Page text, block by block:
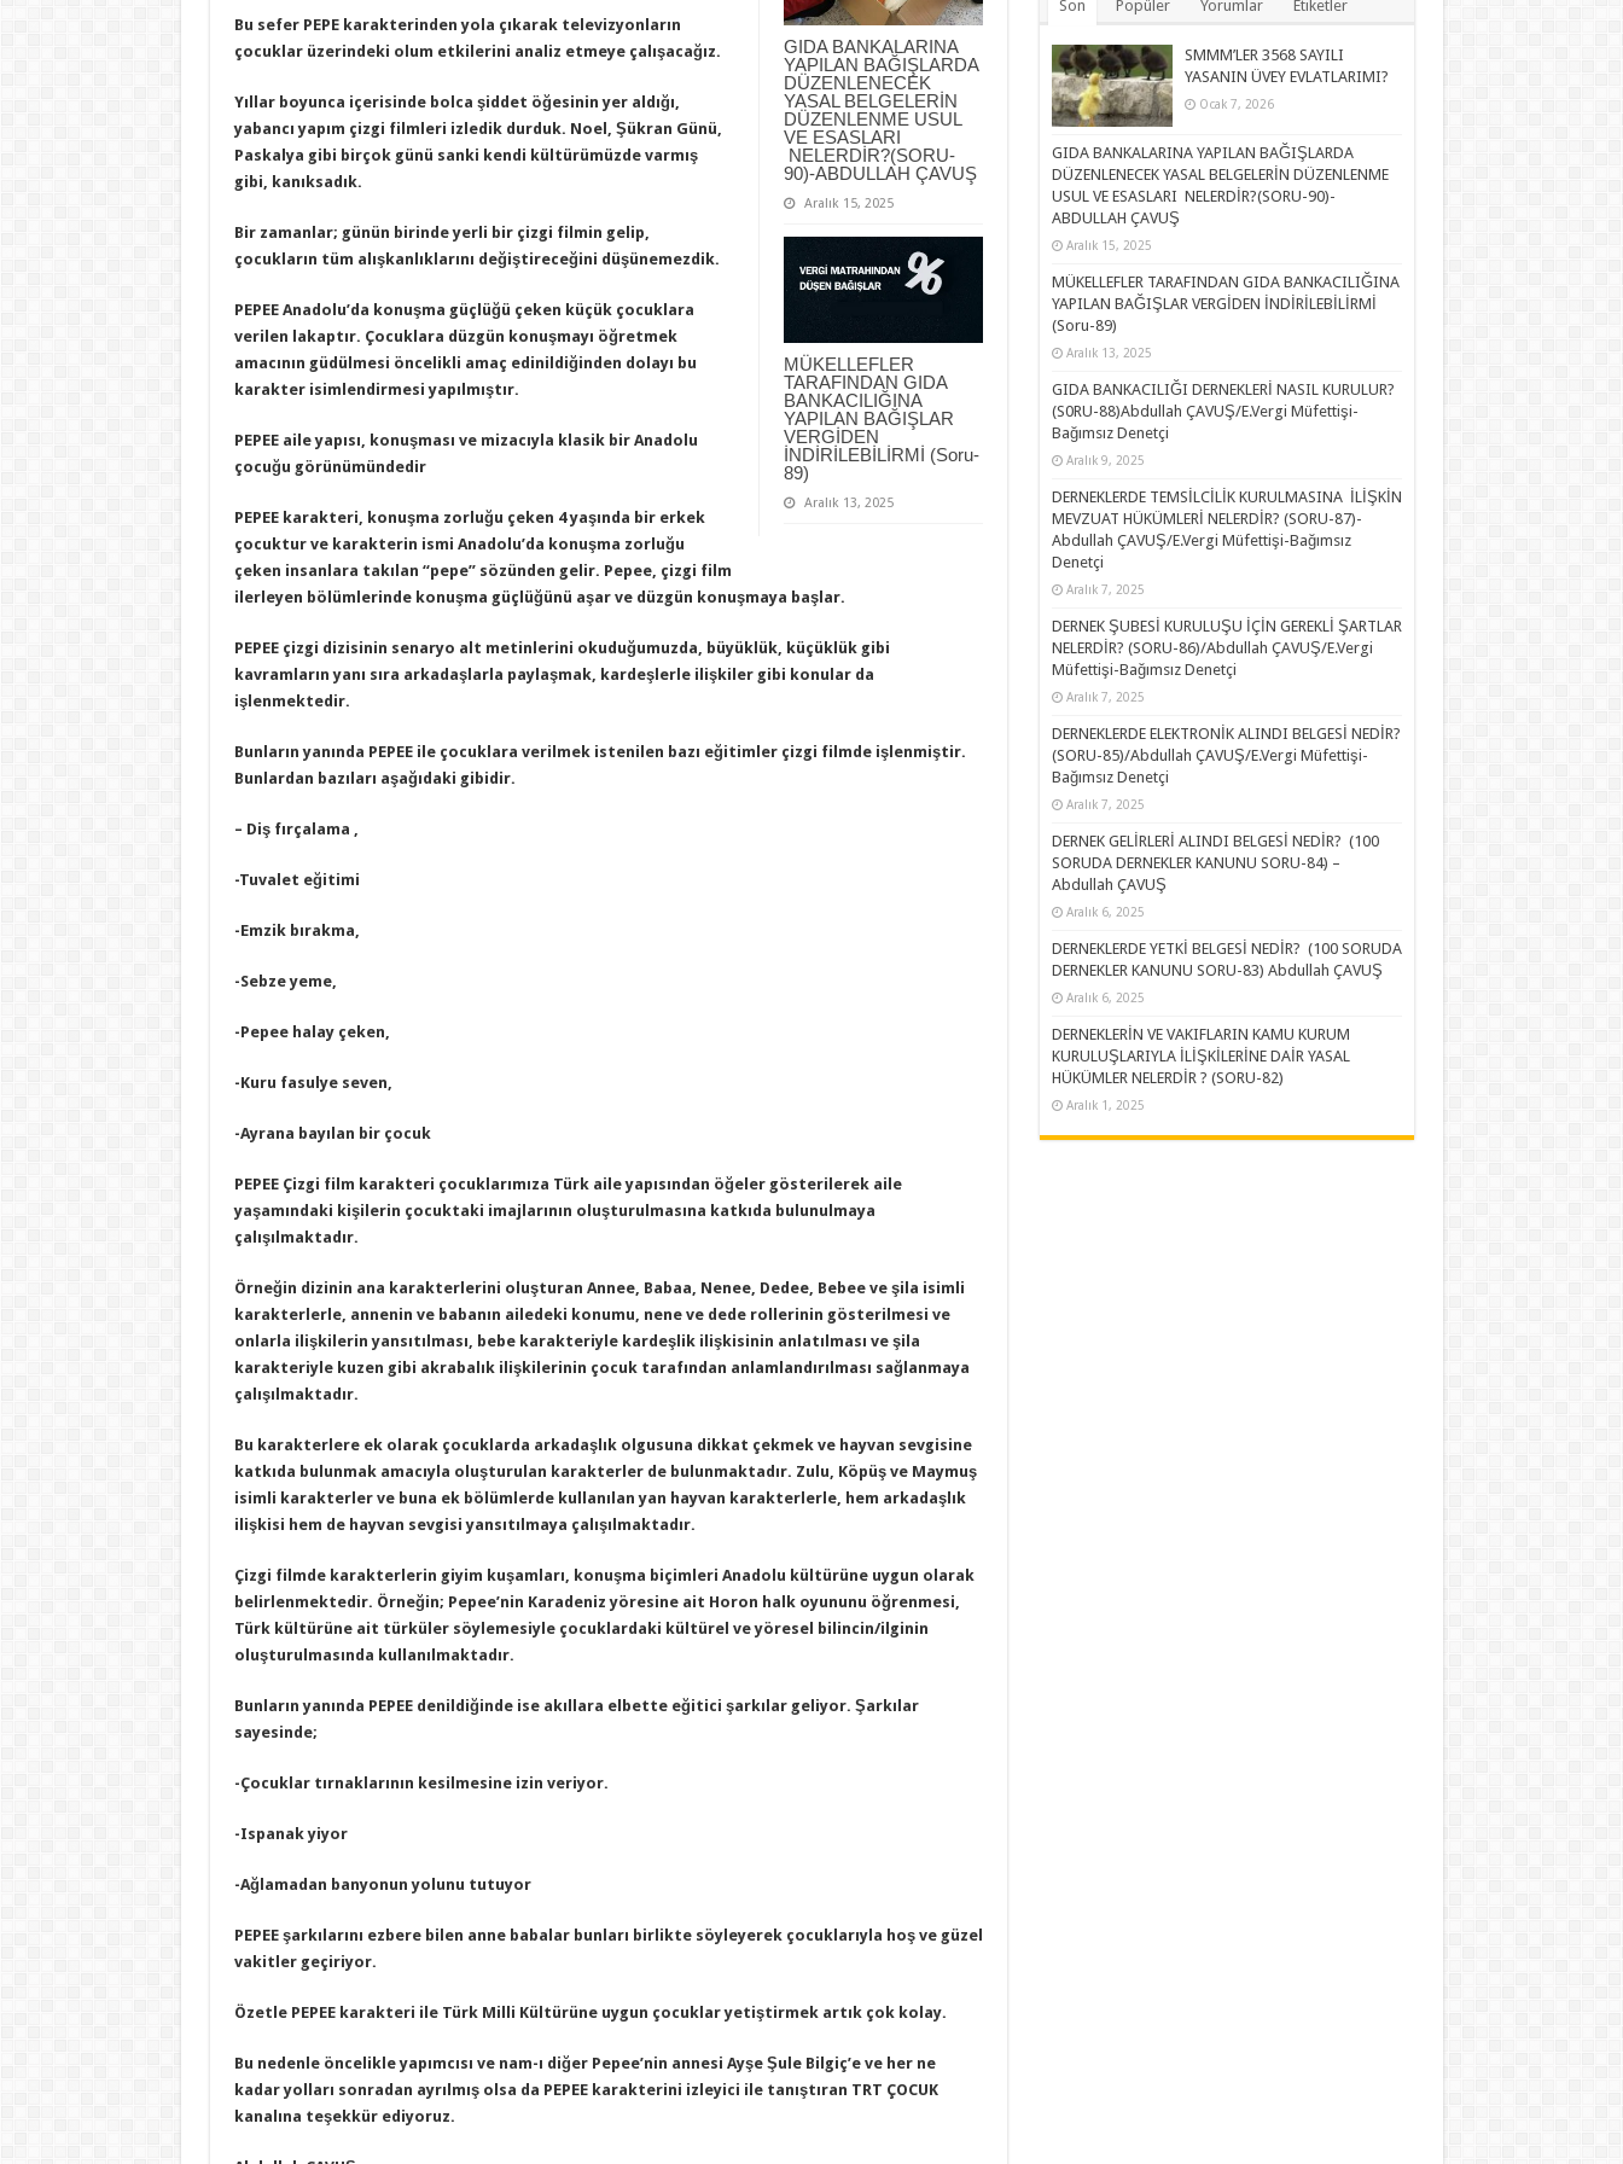
GIDA BANKALARINA
YAPILAN BAĞIŞLARDA
DÜZENLENECEK
YASAL BELGELERİN
DÜZENLENME USUL
VE ESASLARI
NELERDİR?(SORU-
90)-ABDULLAH ÇAVUŞ
Aralık 15, 2025
MÜKELLEFLER
TARAFINDAN GIDA
BANKACILIĞINA
YAPILAN BAĞIŞLAR
VERGİDEN
İNDİRİLEBİLİRMİ (Soru-
89)
Aralık 13, 2025
Bu sefer PEPE karakterinden yola çıkarak televizyonların
çocuklar üzerindeki olum etkilerini analiz etmeye çalışacağız.
Yıllar boyunca içerisinde bolca şiddet öğesinin yer aldığı,
yabancı yapım çizgi filmleri izledik durduk. Noel, Şükran Günü,
Paskalya gibi birçok günü sanki kendi kültürümüzde varmış
gibi, kanıksadık.
Bir zamanlar; günün birinde yerli bir çizgi filmin gelip,
çocukların tüm alışkanlıklarını değiştireceğini düşünemezdik.
PEPEE Anadolu’da konuşma güçlüğü çeken küçük çocuklara
verilen lakaptır. Çocuklara düzgün konuşmayı öğretmek
amacının güdülmesi öncelikli amaç edinildiğinden dolayı bu
karakter isimlendirmesi yapılmıştır.
PEPEE aile yapısı, konuşması ve mizacıyla klasik bir Anadolu
çocuğu görünümündedir
PEPEE karakteri, konuşma zorluğu çeken 4 yaşında bir erkek
çocuktur ve karakterin ismi Anadolu’da konuşma zorluğu
çeken insanlara takılan “pepe” sözünden gelir. Pepee, çizgi film
ilerleyen bölümlerinde konuşma güçlüğünü aşar ve düzgün konuşmaya başlar.
PEPEE çizgi dizisinin senaryo alt metinlerini okuduğumuzda, büyüklük, küçüklük gibi
kavramların yanı sıra arkadaşlarla paylaşmak, kardeşlerle ilişkiler gibi konular da
işlenmektedir.
Bunların yanında PEPEE ile çocuklara verilmek istenilen bazı eğitimler çizgi filmde işlenmiştir.
Bunlardan bazıları aşağıdaki gibidir.
– Diş fırçalama ,
-Tuvalet eğitimi
-Emzik bırakma,
-Sebze yeme,
-Pepee halay çeken,
-Kuru fasulye seven,
-Ayrana bayılan bir çocuk
PEPEE Çizgi film karakteri çocuklarımıza Türk aile yapısından öğeler gösterilerek aile
yaşamındaki kişilerin çocuktaki imajlarının oluşturulmasına katkıda bulunulmaya
çalışılmaktadır.
Örneğin dizinin ana karakterlerini oluşturan Annee, Babaa, Nenee, Dedee, Bebee ve şila isimli
karakterlerle, annenin ve babanın ailedeki konumu, nene ve dede rollerinin gösterilmesi ve
onlarla ilişkilerin yansıtılması, bebe karakteriyle kardeşlik ilişkisinin anlatılması ve şila
karakteriyle kuzen gibi akrabalık ilişkilerinin çocuk tarafından anlamlandırılması sağlanmaya
çalışılmaktadır.
Bu karakterlere ek olarak çocuklarda arkadaşlık olgusuna dikkat çekmek ve hayvan sevgisine
katkıda bulunmak amacıyla oluşturulan karakterler de bulunmaktadır. Zulu, Köpüş ve Maymuş
isimli karakterler ve buna ek bölümlerde kullanılan yan hayvan karakterlerle, hem arkadaşlık
ilişkisi hem de hayvan sevgisi yansıtılmaya çalışılmaktadır.
Çizgi filmde karakterlerin giyim kuşamları, konuşma biçimleri Anadolu kültürüne uygun olarak
belirlenmektedir. Örneğin; Pepee’nin Karadeniz yöresine ait Horon halk oyununu öğrenmesi,
Türk kültürüne ait türküler söylemesiyle çocuklardaki kültürel ve yöresel bilincin/ilginin
oluşturulmasında kullanılmaktadır.
Bunların yanında PEPEE denildiğinde ise akıllara elbette eğitici şarkılar geliyor. Şarkılar
sayesinde;
-Çocuklar tırnaklarının kesilmesine izin veriyor.
-Ispanak yiyor
-Ağlamadan banyonun yolunu tutuyor
PEPEE şarkılarını ezbere bilen anne babalar bunları birlikte söyleyerek çocuklarıyla hoş ve güzel
vakitler geçiriyor.
Özetle PEPEE karakteri ile Türk Milli Kültürüne uygun çocuklar yetiştirmek artık çok kolay.
Bu nedenle öncelikle yapımcısı ve nam-ı diğer Pepee’nin annesi Ayşe Şule Bilgiç’e ve her ne
kadar yolları sonradan ayrılmış olsa da PEPEE karakterini izleyici ile tanıştıran TRT ÇOCUK
kanalına teşekkür ediyoruz.
Son Popüler Yorumlar Etiketler
SMMM’LER 3568 SAYILI
YASANIN ÜVEY EVLATLARIMI?
Ocak 7, 2026
GIDA BANKALARINA YAPILAN BAĞIŞLARDA
DÜZENLENECEK YASAL BELGELERİN DÜZENLENME
USUL VE ESASLARI NELERDİR?(SORU-90)-
ABDULLAH ÇAVUŞ
Aralık 15, 2025
MÜKELLEFLER TARAFINDAN GIDA BANKACILIĞINA
YAPILAN BAĞIŞLAR VERGİDEN İNDİRİLEBİLİRMİ
(Soru-89)
Aralık 13, 2025
GIDA BANKACILIĞI DERNEKLERİ NASIL KURULUR?
(S0RU-88)Abdullah ÇAVUŞ/E.Vergi Müfettişi-
Bağımsız Denetçi
Aralık 9, 2025
DERNEKLERDE TEMSİLCİLİK KURULMASINA İLİŞKİN
MEVZUAT HÜKÜMLERİ NELERDİR? (SORU-87)-
Abdullah ÇAVUŞ/E.Vergi Müfettişi-Bağımsız
Denetçi
Aralık 7, 2025
DERNEK ŞUBESİ KURULUŞU İÇİN GEREKLİ ŞARTLAR
NELERDİR? (SORU-86)/Abdullah ÇAVUŞ/E.Vergi
Müfettişi-Bağımsız Denetçi
Aralık 7, 2025
DERNEKLERDE ELEKTRONİK ALINDI BELGESİ NEDİR?
(SORU-85)/Abdullah ÇAVUŞ/E.Vergi Müfettişi-
Bağımsız Denetçi
Aralık 7, 2025
DERNEK GELİRLERİ ALINDI BELGESİ NEDİR? (100
SORUDA DERNEKLER KANUNU SORU-84) –
Abdullah ÇAVUŞ
Aralık 6, 2025
DERNEKLERDE YETKİ BELGESİ NEDİR? (100 SORUDA
DERNEKLER KANUNU SORU-83) Abdullah ÇAVUŞ
Aralık 6, 2025
DERNEKLERİN VE VAKIFLARIN KAMU KURUM
KURULUŞLARIYLA İLİŞKİLERİNE DAİR YASAL
HÜKÜMLER NELERDİR ? (SORU-82)
Aralık 1, 2025